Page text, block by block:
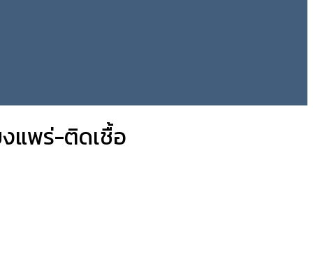
แพร่-ติดเชื้อ